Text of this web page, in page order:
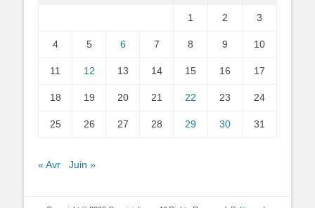
1 2 3
4 5 6 7 8 9 10
11 12 13 14 15 16 17
18 19 20 21 22 23 24
25 26 27 28 29 30 31
« Avr Juin »